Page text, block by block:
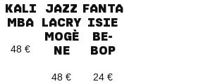
KALI
MBA
48 €
JAZZ
LACRY
MOGÈ
NE
48€
FANTA
ISIE
BE-
BOP
24 €